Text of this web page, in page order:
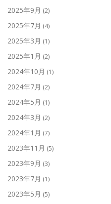
2025年9月 (2)
2025年7月 (4)
2025年3月 (1)
2025年1月 (2)
2024年10月 (1)
2024年7月 (2)
2024年5月 (1)
2024年3月 (2)
2024年1月 (7)
2023年11月 (5)
2023年9月 (3)
2023年7月 (1)
2023年5月 (5)